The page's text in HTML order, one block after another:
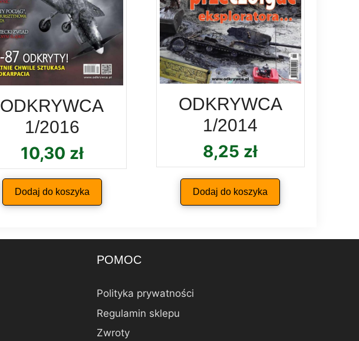
ODKRYWCA
1/2016
10,30 zł
Dodaj do koszyka
ODKRYWCA
1/2014
8,25 zł
Dodaj do koszyka
POMOC
Polityka prywatności
Regulamin sklepu
Zwroty